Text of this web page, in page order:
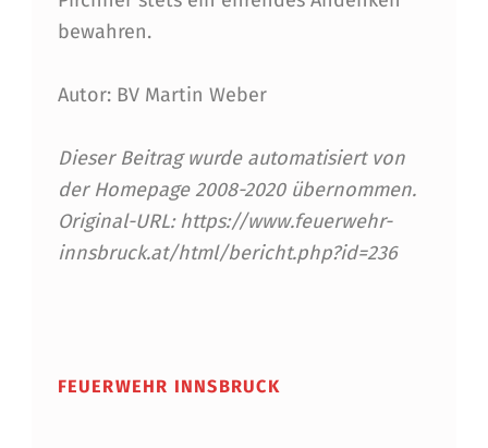
A
N
A
L
O
I
bewahren.
Autor: BV Martin Weber
Dieser Beitrag wurde automatisiert von
der Homepage 2008-2020 übernommen.
Original-URL: https://www.feuerwehr-
innsbruck.at/html/bericht.php?id=236
FEUERWEHR INNSBRUCK